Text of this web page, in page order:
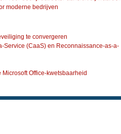
moderne bedrijven
te convergeren
Service (CaaS) en Reconnaissance-as-a-
Office-kwetsbaarheid